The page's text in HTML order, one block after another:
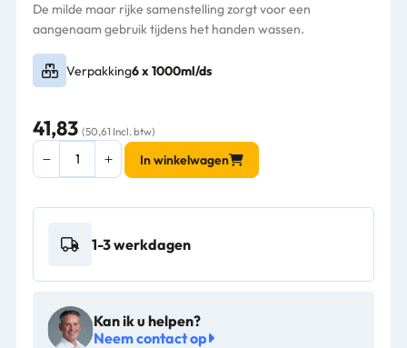
De milde maar rijke samenstelling zorgt voor een
aangenaam gebruik tijdens het handen wassen.
Verpakking6 x 1000ml/ds
41,83 (50,61 Incl. btw)
Handzeep
Euro
Soap
606010
aantal
In winkelwagen
1-3 werkdagen
Kan ik u helpen?
Neem contact op